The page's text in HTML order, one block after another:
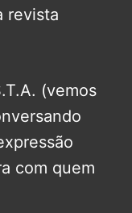
revista
(vemos
com quem